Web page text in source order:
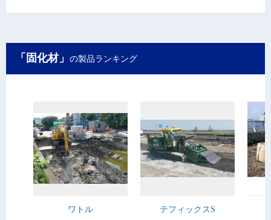
「固化材」 の製品ランキング
ワトル テフィックスS